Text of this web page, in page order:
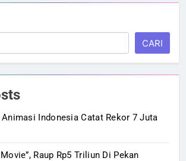
CARI
Animasi Indonesia Catat Rekor 7 Juta
Raup Rp5 Triliun Di Pekan